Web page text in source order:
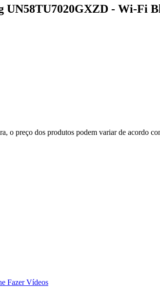
UN58TU7020GXZD - Wi-Fi
o preço dos produtos podem variar de acordo
Fazer Vídeos